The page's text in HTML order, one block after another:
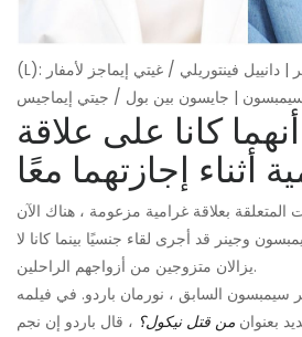
(L): كريس جينر | دانييل فينتوريلي / غيتي إيماجز لأمفار (R): O.J.
| جايسون بين بول / جيتي إيماجيس
كانا على علاقة
أثناء إجازتهما معًا
بعلاقة غرامية مزعومة ، هناك الآن
وجينر قد أجرى لقاء جنسيًا بينما كانا لا
يزالان متزوجين من أزواجهم الراحلين.
سيمبسون السابق ، نورمان باردو. في فيلمه
بعنوان من قتل نيكول؟ ، قال باردو إن نجم Buffalo Bills